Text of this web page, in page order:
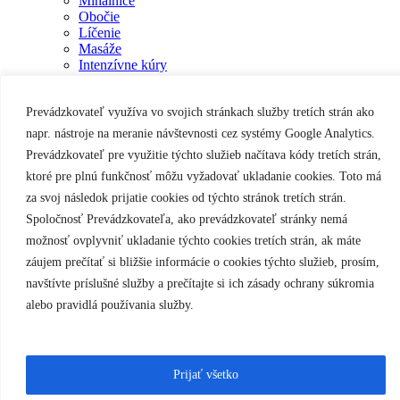
Prevádzkovateľ využíva vo svojich stránkach služby tretích strán ako
napr. nástroje na meranie návštevnosti cez systémy Google Analytics.
Prevádzkovateľ pre využitie týchto služieb načítava kódy tretích strán,
ktoré pre plnú funkčnosť môžu vyžadovať ukladanie cookies. Toto má
za svoj následok prijatie cookies od týchto stránok tretích strán.
Spoločnosť Prevádzkovateľa, ako prevádzkovateľ stránky nemá
možnosť ovplyvniť ukladanie týchto cookies tretích strán, ak máte
záujem prečítať si bližšie informácie o cookies týchto služieb, prosím,
navštívte príslušné služby a prečítajte si ich zásady ochrany súkromia
alebo pravidlá používania služby.
Prijať všetko
Obočie
Líčenie
Masáže
Intenzívne kúry
Školenia
Cenník
Cenník Mihalnice
Cenník Obočie
Cenník Líčenie
Cenník Masáže
Cenník Intenzívne kúry
Cenník Prístrojové ošetrenia
Kontakt
Zaujímavosti
Novinka